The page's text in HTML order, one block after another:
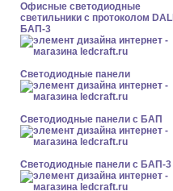
Офисные светодиодные
светильники с протоколом DALI
БАП-3
Cветодиодные панели
Cветодиодные панели с БАП
Cветодиодные панели с БАП-3